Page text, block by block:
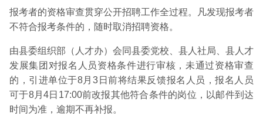
报考者的资格审查贯穿公开招聘工作全过程。凡发现报考者
不符合报考条件的，随时取消招聘资格。
由县委组织部（人才办）会同县委党校、县人社局、县人才
发展集团对报名人员资格条件进行审核，未通过资格审查
的，引进单位于8月3日前将结果反馈报名人员，报名人员
可于8月4日17:00前改报其他符合条件的岗位，以邮件到达
时间为准，逾期不再补报。